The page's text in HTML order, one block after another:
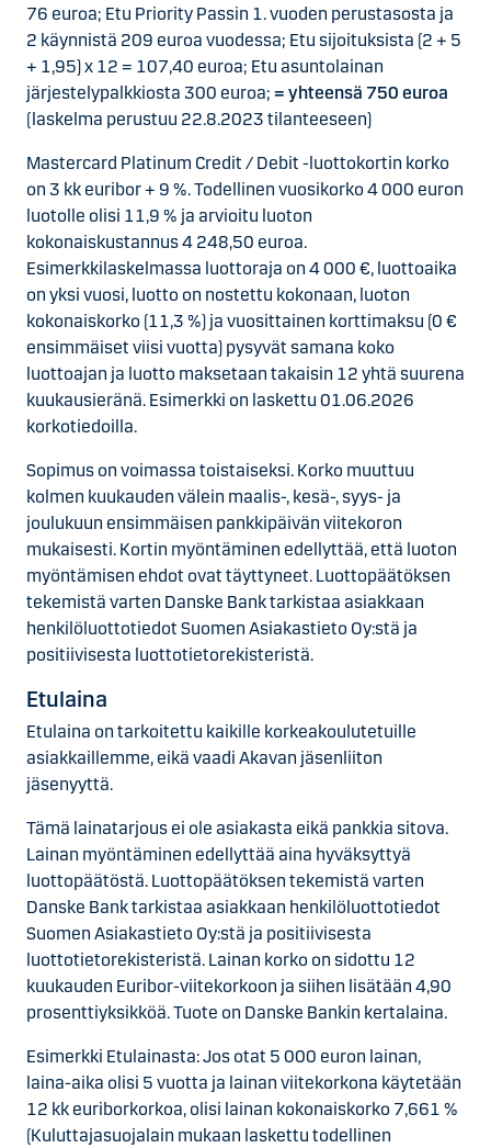
76 euroa; Etu Priority Passin 1. vuoden perustasosta ja
2 käynnistä 209 euroa vuodessa; Etu sijoituksista (2 + 5
+ 1,95) x 12 = 107,40 euroa; Etu asuntolainan
järjestelypalkkiosta 300 euroa; = yhteensä 750 euroa
(laskelma perustuu 22.8.2023 tilanteeseen)
Mastercard Platinum Credit / Debit -luottokortin korko
on 3 kk euribor + 9 %. Todellinen vuosikorko 4 000 euron
luotolle olisi 11,9 % ja arvioitu luoton
kokonaiskustannus 4 248,50 euroa.
Esimerkkilaskelmassa luottoraja on 4 000 €, luottoaika
on yksi vuosi, luotto on nostettu kokonaan, luoton
kokonaiskorko (11,3 %) ja vuosittainen korttimaksu (0 €
ensimmäiset viisi vuotta) pysyvät samana koko
luottoajan ja luotto maksetaan takaisin 12 yhtä suurena
kuukausieränä. Esimerkki on laskettu 01.06.2026
korkotiedoilla.
Sopimus on voimassa toistaiseksi. Korko muuttuu
kolmen kuukauden välein maalis-, kesä-, syys- ja
joulukuun ensimmäisen pankkipäivän viitekoron
mukaisesti. Kortin myöntäminen edellyttää, että luoton
myöntämisen ehdot ovat täyttyneet. Luottopäätöksen
tekemistä varten Danske Bank tarkistaa asiakkaan
henkilöluottotiedot Suomen Asiakastieto Oy:stä ja
positiivisesta luottotietorekisteristä.
Etulaina
Etulaina on tarkoitettu kaikille korkeakoulutetuille
asiakkaillemme, eikä vaadi Akavan jäsenliiton
jäsenyyttä.
Tämä lainatarjous ei ole asiakasta eikä pankkia sitova.
Lainan myöntäminen edellyttää aina hyväksyttyä
luottopäätöstä. Luottopäätöksen tekemistä varten
Danske Bank tarkistaa asiakkaan henkilöluottotiedot
Suomen Asiakastieto Oy:stä ja positiivisesta
luottotietorekisteristä. Lainan korko on sidottu 12
kuukauden Euribor-viitekorkoon ja siihen lisätään 4,90
prosenttiyksikköä. Tuote on Danske Bankin kertalaina.
Esimerkki Etulainasta: Jos otat 5 000 euron lainan,
laina-aika olisi 5 vuotta ja lainan viitekorkona käytetään
12 kk euriborkorkoa, olisi lainan kokonaiskorko 7,661 %
(Kuluttajasuojalain mukaan laskettu todellinen